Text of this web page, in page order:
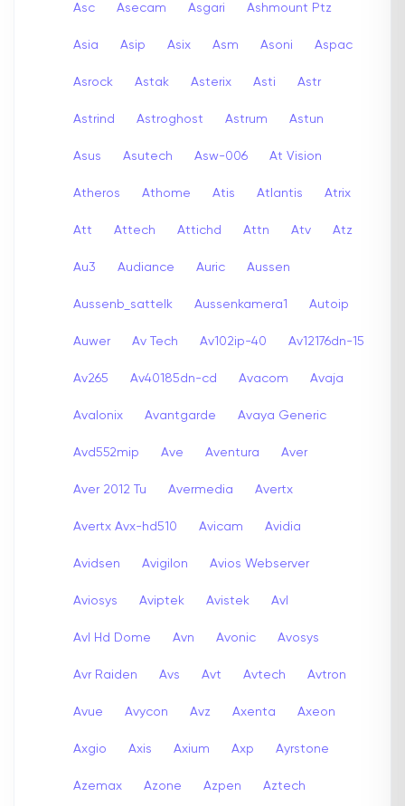
Asc Asecam Asgari Ashmount Ptz
Asia Asip Asix Asm Asoni Aspac
Asrock Astak Asterix Asti Astr
Astrind Astroghost Astrum Astun
Asus Asutech Asw-006 At Vision
Atheros Athome Atis Atlantis Atrix
Att Attech Attichd Attn Atv Atz
Au3 Audiance Auric Aussen
Aussenb_sattelk Aussenkamera1 Autoip
Auwer Av Tech Av102ip-40 Av12176dn-15
Av265 Av40185dn-cd Avacom Avaja
Avalonix Avantgarde Avaya Generic
Avd552mip Ave Aventura Aver
Aver 2012 Tu Avermedia Avertx
Avertx Avx-hd510 Avicam Avidia
Avidsen Avigilon Avios Webserver
Aviosys Aviptek Avistek Avl
Avl Hd Dome Avn Avonic Avosys
Avr Raiden Avs Avt Avtech Avtron
Avue Avycon Avz Axenta Axeon
Axgio Axis Axium Axp Ayrstone
Azemax Azone Azpen Aztech